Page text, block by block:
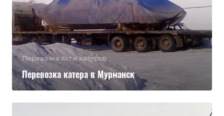
Перевозка яхт и катеров
Перевозка катера в Мурманск